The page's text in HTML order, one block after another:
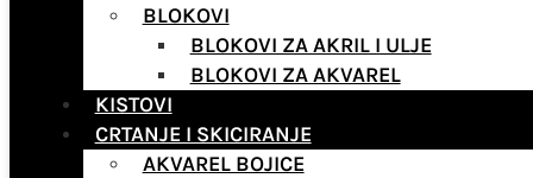
BLOKOVI
BLOKOVI ZA AKRIL I ULJE
BLOKOVI ZA AKVAREL
KISTOVI
CRTANJE I SKICIRANJE
AKVAREL BOJICE